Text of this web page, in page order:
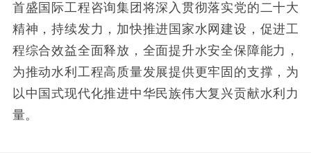
首盛国际工程咨询集团将深入贯彻落实党的二十大
精神，持续发力，加快推进国家水网建设，促进工
程综合效益全面释放，全面提升水安全保障能力，
为推动水利工程高质量发展提供更牢固的支撑，为
以中国式现代化推进中华民族伟大复兴贡献水利力
量。